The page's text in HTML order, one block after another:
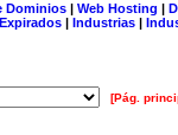
Dominios| Web Hosting |
| Industrias |
[Pág.